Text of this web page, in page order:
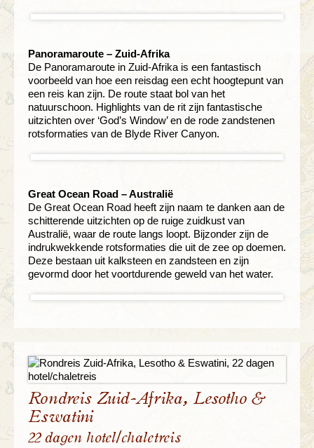
Panoramaroute – Zuid-Afrika
De Panoramaroute in Zuid-Afrika is een fantastisch
voorbeeld van hoe een reisdag een echt hoogtepunt van
een reis kan zijn. De route staat bol van het
natuurschoon. Highlights van de rit zijn fantastische
uitzichten over ‘God’s Window’ en de rode zandstenen
rotsformaties van de Blyde River Canyon.
Great Ocean Road – Australië
De Great Ocean Road heeft zijn naam te danken aan de
schitterende uitzichten op de ruige zuidkust van
Australië, waar de route langs loopt. Bijzonder zijn de
indrukwekkende rotsformaties die uit de zee op doemen.
Deze bestaan uit kalksteen en zandsteen en zijn
gevormd door het voortdurende geweld van het water.
Rondreis Zuid-Afrika, Lesotho &
Eswatini
22 dagen hotel/chaletreis